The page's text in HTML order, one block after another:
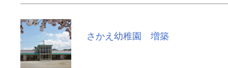
さかえ幼稚園 増築